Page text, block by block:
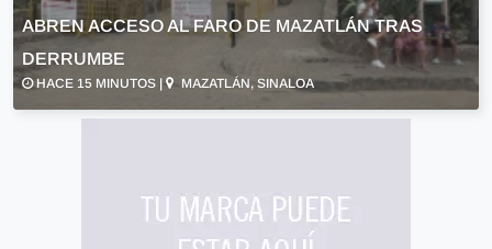
ABREN ACCESO AL FARO DE MAZATLÁN TRAS
DERRUMBE
HACE 15 MINUTOS | MAZATLÁN, SINALOA